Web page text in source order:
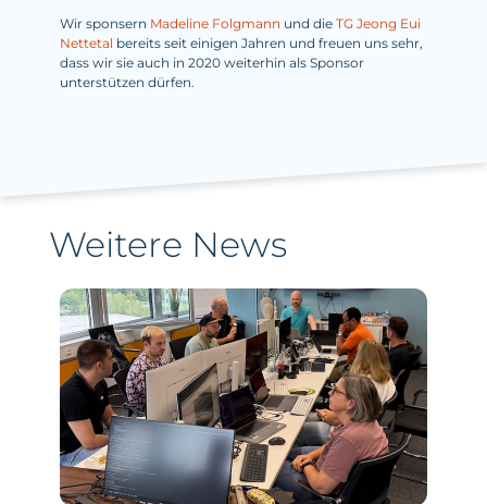
Wir sponsern Madeline Folgmann und die TG Jeong Eui
Nettetal bereits seit einigen Jahren und freuen uns sehr,
dass wir sie auch in 2020 weiterhin als Sponsor
unterstützen dürfen.
Weitere News